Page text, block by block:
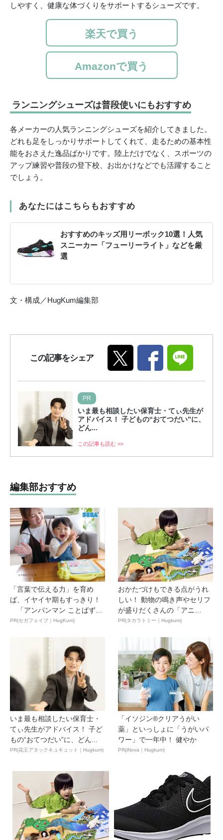
しやすく、健康な体づくりをサポートするシューズです。
楽天で買う
Amazonで買う
ランニングシューズは普段使いにもおすすめ
各メーカーの人気ランニングシューズを紹介してきました。
どれも足をしっかりサポートしてくれて、走るための基本性
能をおさえた逸品ばかりです。陸上だけでなく、スポーツの
アップ練習や普段の登下校、お出かけなどでも活躍すること
でしょう。
あなたにはこちらもおすすめ
おすすめのキッズ用リーボック10選！人気
スニーカー「フューリーライト」などを厳
選
文・構成／HugKum編集部
この記事をシェア
PR
いま最も相談したい保育士・てぃ先生が
アドバイス！ 子どもの“おてつだい”に、
どん...
この記事も読む >>
編集部おすすめ
「言葉で伝える力」を育め
ば、イヤイヤ期もすっきり！
「アンパンマン ことばずか
ん...
PR(セガフェイブ｜HugKum)
おかたづけもできる点がうれ
しい！ 動物の鳴き声やセリフ
が盛りだくさんの「アニ
ア ...
PR(タカラトミー｜Hugkum)
いま最も相談したい保育士・
てぃ先生がアドバイス！ 子ど
もの“おてつだい”に、どん...
PR(花王アタックキュキュット｜Hugkum)
「イソジン®クリアうがい
薬」といっしょに「うがいパ
ワー」で一年中！ 健やか
PR(iNova｜Hugkum)